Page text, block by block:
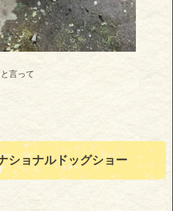
言って
ショナルドッグショー